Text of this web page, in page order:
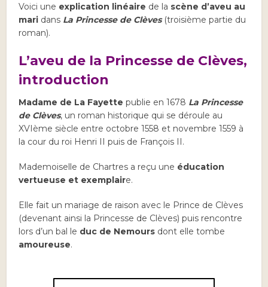
Voici une explication linéaire de la scène d’aveu au
mari dans La Princesse de Clèves(troisième partie du
roman).
L’aveu de la Princesse de Clèves,
introduction
Madame de La Fayette publie en 1678 La Princesse
de Clèves, un roman historique qui se déroule au
XVIème siècle entre octobre 1558 et novembre 1559 à
la cour du roi Henri II puis de François II.
Mademoiselle de Chartres a reçu une éducation
vertueuse et exemplaire.
Elle fait un mariage de raison avec le Prince de Clèves
(devenant ainsi la Princesse de Clèves) puis rencontre
lors d’un bal le duc de Nemours dont elle tombe
amoureuse.